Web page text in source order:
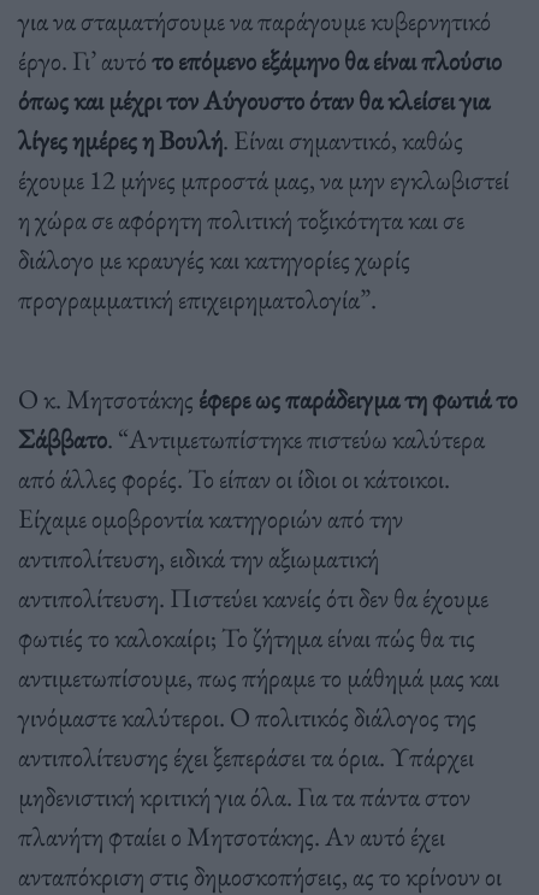
για να σταματήσουμε να παράγουμε κυβερνητικό
έργο. Γι’ αυτότο επόμενο εξάμηνο θα είναι πλούσιο
όπως και μέχρι τον Αύγουστο όταν θα κλείσει για
λίγες ημέρες η Βουλή. Είναι σημαντικό, καθώς
έχουμε 12 μήνες μπροστά μας, να μην εγκλωβιστεί
η χώρα σε αφόρητη πολιτική τοξικότητα και σε
διάλογο με κραυγές και κατηγορίες χωρίς
προγραμματική επιχειρηματολογία”.
Ο κ. Μητσοτάκης έφερε ως παράδειγμα τη φωτιά το
Σάββατο. “Αντιμετωπίστηκε πιστεύω καλύτερα
από άλλες φορές. Το είπαν οι ίδιοι οι κάτοικοι.
Είχαμε ομοβροντία κατηγοριών από την
αντιπολίτευση, ειδικά την αξιωματική
αντιπολίτευση. Πιστεύει κανείς ότι δεν θα έχουμε
φωτιές το καλοκαίρι; Το ζήτημα είναι πώς θα τις
αντιμετωπίσουμε, πως πήραμε το μάθημά μας και
γινόμαστε καλύτεροι. Ο πολιτικός διάλογος της
αντιπολίτευσης έχει ξεπεράσει τα όρια. Υπάρχει
μηδενιστική κριτική για όλα. Για τα πάντα στον
πλανήτη φταίει ο Μητσοτάκης. Αν αυτό έχει
ανταπόκριση στις δημοσκοπήσεις, ας το κρίνουν οι